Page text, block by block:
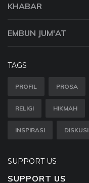
KHABAR
EMBUN JUM'AT
TAGS
PROFIL PROSA
RELIGI HIKMAH
INSPIRASI DISKUSI
SUPPORT US
SUPPORT US